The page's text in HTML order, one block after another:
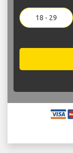
18 - 29